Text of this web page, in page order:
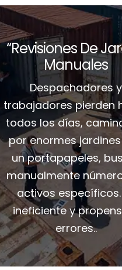
“Revisiones De
Manuales
Despachadores y
trabajadores pierden
todos los días,
por enormes
un portapapeles,
manualmente
activos específicos.
ineficiente y
errores..